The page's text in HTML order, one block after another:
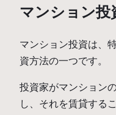
マンション投
マンション投資は、
資方法の一つです。
投資家がマンション
し、それを賃貸する